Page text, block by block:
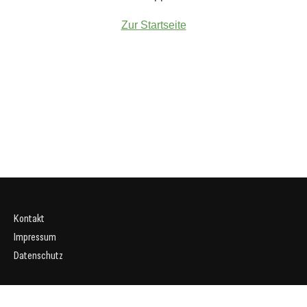
Zur Startseite
Kontakt
Impressum
Datenschutz